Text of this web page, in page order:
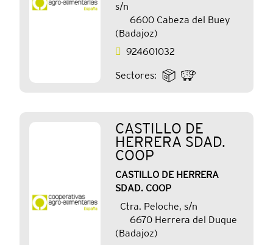
s/n
6600 Cabeza del Buey
(Badajoz)
924601032
Sectores:
CASTILLO DE
HERRERA SDAD.
COOP
CASTILLO DE HERRERA
SDAD. COOP
Ctra. Peloche, s/n
6670 Herrera del Duque
(Badajoz)